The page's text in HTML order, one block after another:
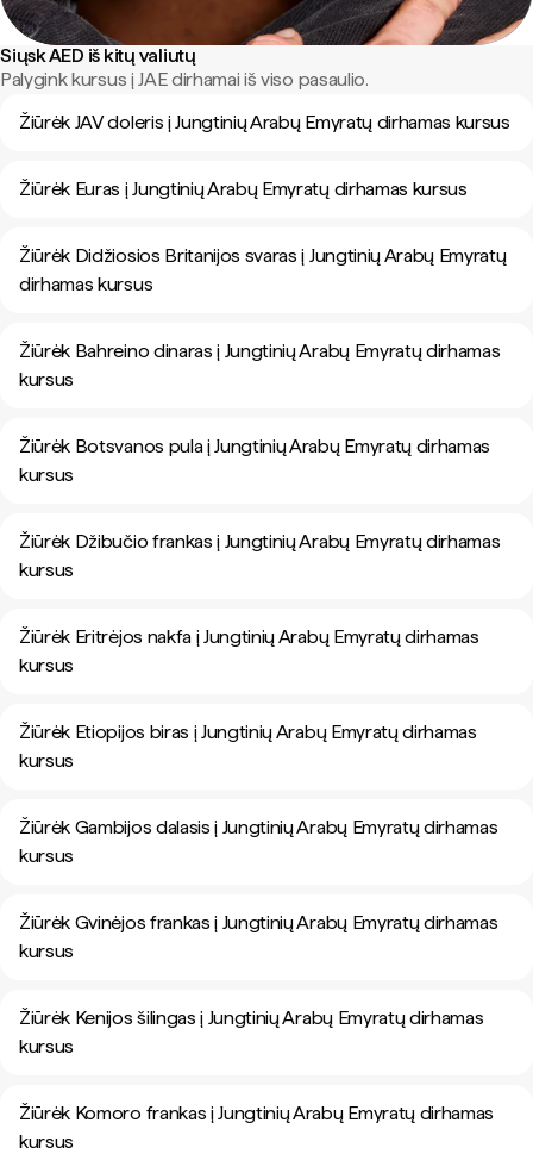
Siųsk AED iš kitų valiutų
Palygink kursus į JAE dirhamai iš viso pasaulio.
Žiūrėk JAV doleris į Jungtinių Arabų Emyratų dirhamas kursus
Žiūrėk Euras į Jungtinių Arabų Emyratų dirhamas kursus
Žiūrėk Didžiosios Britanijos svaras į Jungtinių Arabų Emyratų
dirhamas kursus
Žiūrėk Bahreino dinaras į Jungtinių Arabų Emyratų dirhamas
kursus
Žiūrėk Botsvanos pula į Jungtinių Arabų Emyratų dirhamas
kursus
Žiūrėk Džibučio frankas į Jungtinių Arabų Emyratų dirhamas
kursus
Žiūrėk Eritrėjos nakfa į Jungtinių Arabų Emyratų dirhamas
kursus
Žiūrėk Etiopijos biras į Jungtinių Arabų Emyratų dirhamas
kursus
Žiūrėk Gambijos dalasis į Jungtinių Arabų Emyratų dirhamas
kursus
Žiūrėk Gvinėjos frankas į Jungtinių Arabų Emyratų dirhamas
kursus
Žiūrėk Kenijos šilingas į Jungtinių Arabų Emyratų dirhamas
kursus
Žiūrėk Komoro frankas į Jungtinių Arabų Emyratų dirhamas
kursus